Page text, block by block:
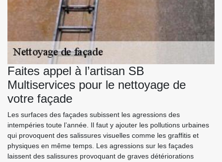
Faites appel à l’artisan SB
Multiservices pour le nettoyage de
votre façade
Les surfaces des façades subissent les agressions des
intempéries toute l’année. Il faut y ajouter les pollutions urbaines
qui provoquent des salissures visuelles comme les graffitis et
physiques en même temps. Les agressions sur les façades
laissent des salissures provoquant de graves détériorations